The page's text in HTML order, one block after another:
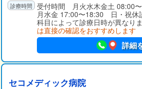
受付時間 月火水木金土 08:00
月水金 17:00〜18:30 日・祝
科目によって診療日時が異なり
は直接の確認をおすすめします
詳細
セコメディック病院